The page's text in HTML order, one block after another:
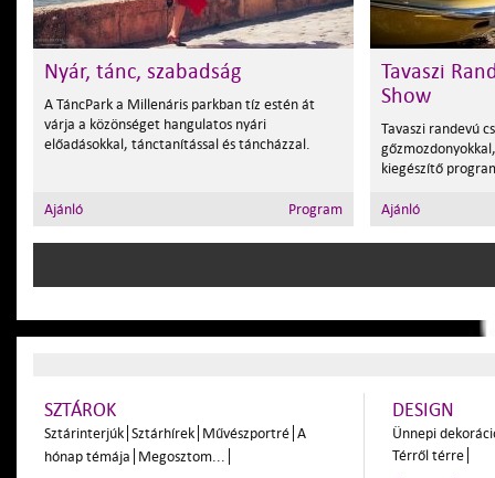
Nyár, tánc, szabadság
A TáncPark a Millenáris parkban tíz estén át
várja a közönséget hangulatos nyári
előadásokkal, tánctanítással és táncházzal.
Ajánló Program
Tavaszi
Show
Tavaszi randevú
kiegészítő
Ajánló
SZTÁROK
Sztárinterjúk Sztárhírek Művészportré A
hónap témája Megosztom...
DESIGN
Ünnepi
Térről térre